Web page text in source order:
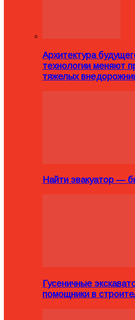
Архитектура
технологии меняют
тяжелых
Найти эвакуатор —
Гусеничные
помощники в